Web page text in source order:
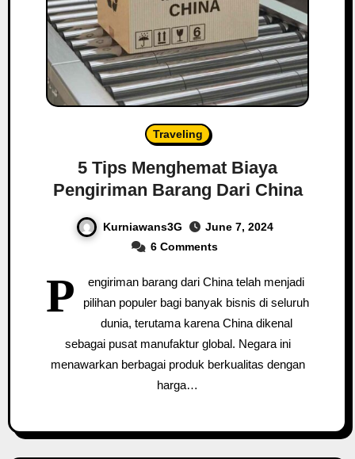
Traveling
5 Tips Menghemat Biaya
Pengiriman Barang Dari China
Kurniawans3G
June 7, 2024
6 Comments
P
engiriman barang dari China telah menjadi
pilihan populer bagi banyak bisnis di seluruh
dunia, terutama karena China dikenal
sebagai pusat manufaktur global. Negara ini
menawarkan berbagai produk berkualitas dengan
harga…